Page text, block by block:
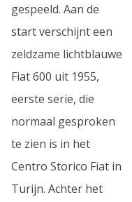
gespeeld. Aan de
start verschijnt een
zeldzame lichtblauwe
Fiat 600 uit 1955,
eerste serie, die
normaal gesproken
te zien is in het
Centro Storico Fiat in
Turijn. Achter het